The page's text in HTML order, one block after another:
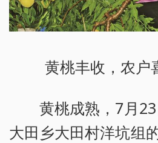
黄桃丰收，农户
黄桃成熟，7月
大田乡大田村洋坑组